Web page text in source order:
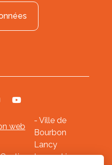
web
- Ville de
Bourbon
Lancy
Gestion des cookies